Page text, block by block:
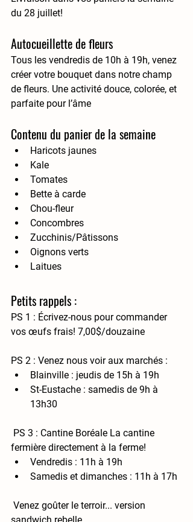
du 28 juillet!
Autocueillette de fleurs
Tous les vendredis de 10h à 19h, venez
créer votre bouquet dans notre champ
de fleurs. Une activité douce, colorée, et
parfaite pour l’âme
Contenu du panier de la semaine
Haricots jaunes
Kale
Tomates
Bette à carde
Chou-fleur
Concombres
Zucchinis/Pâtissons
Oignons verts
Laitues
Petits rappels :
PS 1 : Écrivez-nous pour commander
vos œufs frais! 7,00$/douzaine
PS 2 : Venez nous voir aux marchés :
Blainville : jeudis de 15h à 19h
St-Eustache : samedis de 9h à
13h30
PS 3 : Cantine Boréale La cantine
fermière directement à la ferme!
Vendredis : 11h à 19h
Samedis et dimanches : 11h à 17h